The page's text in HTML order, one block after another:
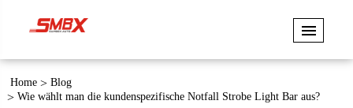
Home
Blog
Wie wählt man die kundenspezifische Notfall Strobe Light Bar aus?